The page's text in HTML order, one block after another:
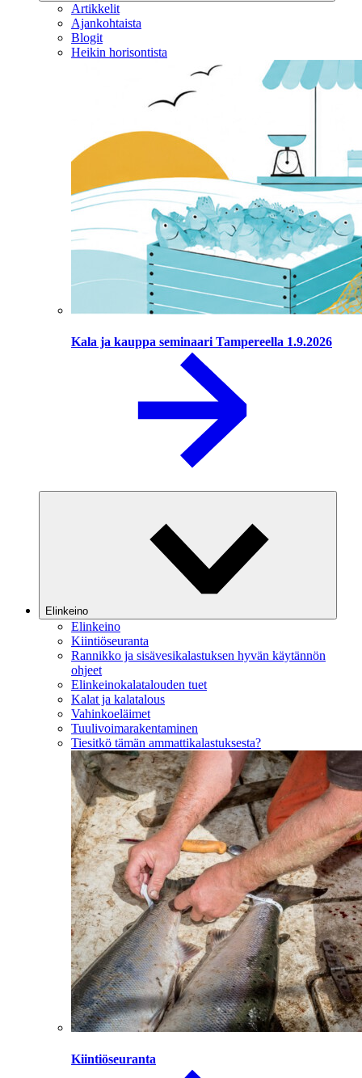
Artikkelit
Ajankohtaista
Blogit
Heikin horisontista
Kala ja kauppa seminaari Tampereella 1.9.2026
Elinkeino
Elinkeino
Kiintiöseuranta
Rannikko ja sisävesikalastuksen hyvän käytännön
ohjeet
Elinkeinokalatalouden tuet
Kalat ja kalatalous
Vahinkoeläimet
Tuulivoimarakentaminen
Tiesitkö tämän ammattikalastuksesta?
Kiintiöseuranta